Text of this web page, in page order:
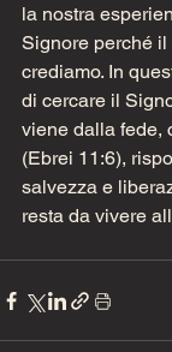
la nostra
Signore perché
crediamo. In
di cercare il
viene dalla fede,
(Ebrei 11:6),
salvezza e
resta da vivere